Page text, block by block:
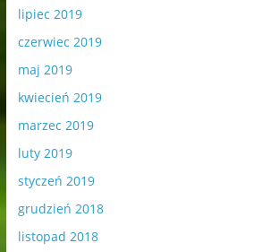
lipiec 2019
czerwiec 2019
maj 2019
kwiecień 2019
marzec 2019
luty 2019
styczeń 2019
grudzień 2018
listopad 2018